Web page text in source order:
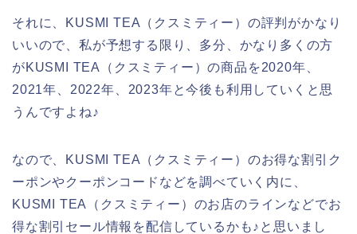
それに、KUSMI TEA（クスミティー）の評判がかなり
いいので、私が予想する限り、多分、かなり多くの方
がKUSMI TEA（クスミティー）の商品を2020年、
2021年、2022年、2023年と今後も利用していくと思
うんですよね♪
なので、KUSMI TEA（クスミティー）のお得な割引ク
ーポンやクーポンコードなどを調べていく内に、
KUSMI TEA（クスミティー）のお店のラインなどでお
得な割引セール情報を配信しているかも♪と思いまし